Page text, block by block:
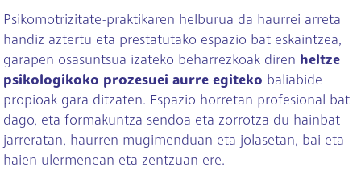
Psikomotrizitate-praktikaren helburua da haurrei arreta
handiz aztertu eta prestatutako espazio bat eskaintzea,
garapen osasuntsua izateko beharrezkoak diren heltze
psikologikoko prozesuei aurre egiteko baliabide
propioak gara ditzaten. Espazio horretan profesional bat
dago, eta formakuntza sendoa eta zorrotza du hainbat
jarreratan, haurren mugimenduan eta jolasetan, bai eta
haien ulermenean eta zentzuan ere.